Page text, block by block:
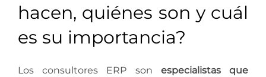
hacen, quiénes son y cuál
es su importancia?
Los consultores ERP son especialistas que